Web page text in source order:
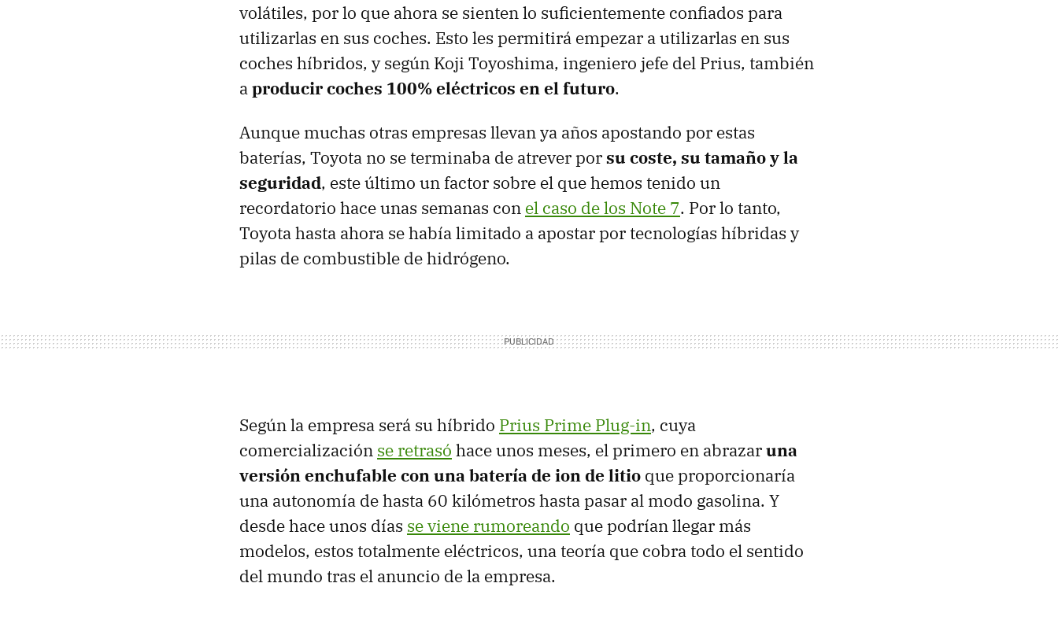
volátiles, por lo que ahora se sienten lo suficientemente confiados para
utilizarlas en sus coches. Esto les permitirá empezar a utilizarlas en sus
coches híbridos, y según Koji Toyoshima, ingeniero jefe del Prius, también
aproducir coches 100% eléctricos en el futuro.
Aunque muchas otras empresas llevan ya años apostando por estas
baterías, Toyota no se terminaba de atrever porsu coste, su tamaño y la
seguridad, este último un factor sobre el que hemos tenido un
recordatorio hace unas semanas con el caso de los Note 7. Por lo tanto,
Toyota hasta ahora se había limitado a apostar por tecnologías híbridas y
pilas de combustible de hidrógeno.
Según la empresa será su híbrido Prius Prime Plug-in, cuya
comercialización se retrasó hace unos meses, el primero en abrazaruna
versión enchufable con una batería de ion de litio que proporcionaría
una autonomía de hasta 60 kilómetros hasta pasar al modo gasolina. Y
desde hace unos días se viene rumoreando que podrían llegar más
modelos, estos totalmente eléctricos, una teoría que cobra todo el sentido
del mundo tras el anuncio de la empresa.